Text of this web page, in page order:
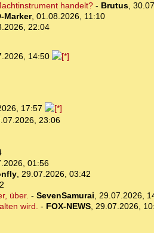
handelt?- Brutus,
Marker, 01.08.2026, 11:10
22:04
14:50
17:57
23:06
01:56
, 29.07.2026, 03:42
über. - SevenSamurai, 29.07.2026,
wird. - FOX-NEWS, 29.07.2026,